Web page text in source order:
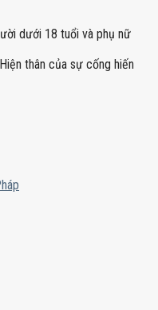
dưới 18 tuổi và phụ nữ
thân của sự cống hiến